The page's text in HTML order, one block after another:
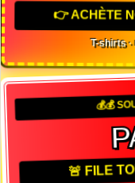
👉 ACHÈTE
T-shirts
💰💰
🚨 FILE